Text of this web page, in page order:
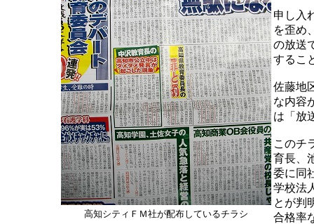
高知シティＦＭ社が配布しているチラシ
申し入
を歪め
の放送
するこ
佐藤地
な内容
は「放
このチ
育長、
委に同
学校法
とが判
合格率